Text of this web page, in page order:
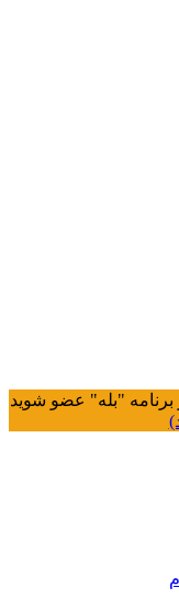
برنامه "بله" عضو شوید